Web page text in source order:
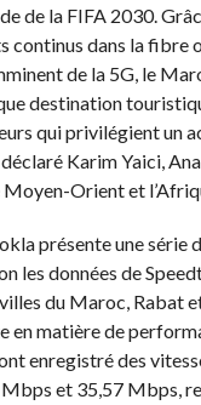
de la FIFA 2030.
continus dans la fibre
de la 5G, le
destination
qui privilégient un
Karim Yaici,
Orient et
présente une série
les données de
du Maroc, Rabat
en matière de
enregistré des
et 35,57 Mbps,